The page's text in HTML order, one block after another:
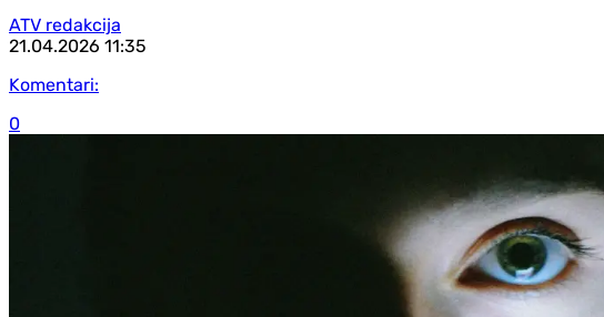
ATV redakcija
21.04.2026 11:35
Komentari:
0